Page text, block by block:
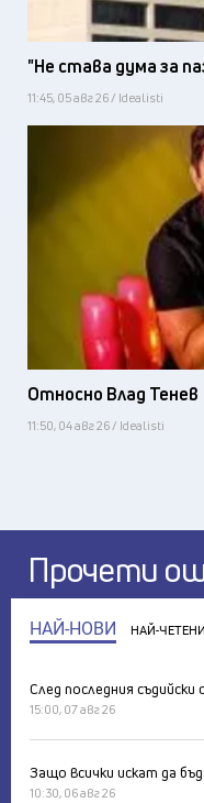
"Не става дума за
11:45, 05 авг 26 / Idealisti
Относно Влад Тенев
11:50, 04 авг 26 / Idealisti
Прочети
НАЙ-НОВИ НАЙ-ЧЕТЕНИ
След последния съдийски
15:00, 07 авг 26
Защо всички искат да
10:30, 06 авг 26